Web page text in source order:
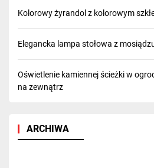
Kolorowy żyrandol z kolorowym
Elegancka lampa stołowa z
Oświetlenie kamiennej ścieżki w
na zewnątrz
ARCHIWA